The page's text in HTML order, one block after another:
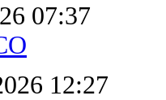
07:37
12:27